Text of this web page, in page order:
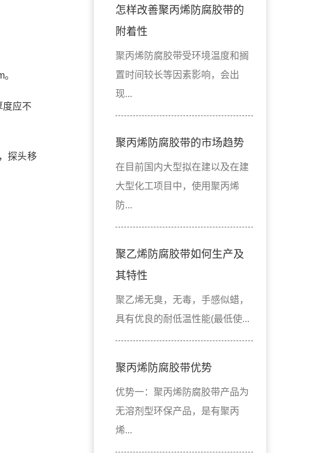
度应不
探头移
怎样改善聚丙烯防腐胶带的
附着性
聚丙烯防腐胶带受环境温度和搁
置时间较长等因素影响，会出
现...
聚丙烯防腐胶带的市场趋势
在目前国内大型拟在建以及在建
大型化工项目中，使用聚丙烯
防...
聚乙烯防腐胶带如何生产及
其特性
聚乙烯无臭，无毒，手感似蜡，
具有优良的耐低温性能(最低使...
聚丙烯防腐胶带优势
优势一：聚丙烯防腐胶带产品为
无溶剂型环保产品，是有聚丙
烯...